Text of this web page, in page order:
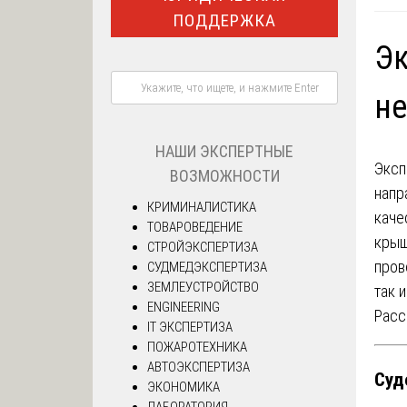
так
ПОДДЕРЖКА
НАШИ ЭКСПЕРТНЫЕ
ВОЗМОЖНОСТИ
КРИМИНАЛИСТИКА
ТОВАРОВЕДЕНИЕ
СТРОЙЭКСПЕРТИЗА
СУДМЕДЭКСПЕРТИЗА
ЗЕМЛЕУСТРОЙСТВО
ENGINEERING
IT ЭКСПЕРТИЗА
ПОЖАРОТЕХНИКА
АВТОЭКСПЕРТИЗА
ЭКОНОМИКА